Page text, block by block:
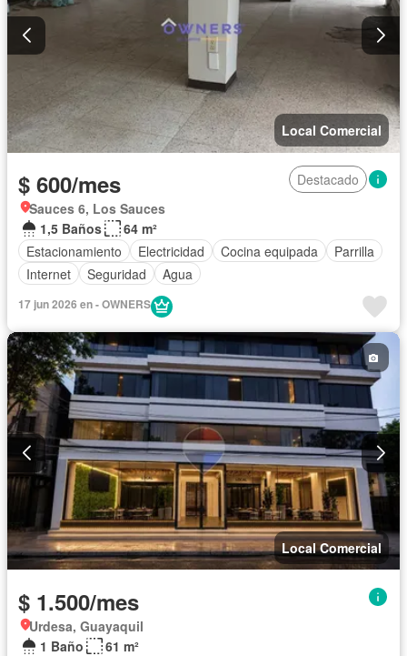
Local Comercial
$ 600/mes
Destacado
Sauces 6, Los Sauces
1,5 Baños
64 m²
Estacionamiento
Electricidad Cocina equipada
Parrilla
Internet
Seguridad Agua
17 jun 2026 en - OWNERS
Local Comercial
$ 1.500/mes
Urdesa, Guayaquil
1 Baño
61 m²